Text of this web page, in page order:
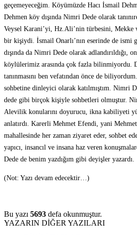
geçemeyeceğim. Köyümüzde Hacı İsmail
Dehmen köy dışında Nimri Dede olarak
Veysel Karani’yi, Hz.Ali’nin türbesini, Mekke
bir kişiydi. İsmail Onarlı’nın eserinde de ismi
dışında da Nimri Dede olarak adlandırıldığı,
köylülerimiz arasında çok fazla bilinmiyordu.
tanınmasını ben vefatından önce de
sohbetine dinleyici olarak katılmıştım. Nimri
dede gibi birçok kişiyle sohbetleri olmuştur.
Alevilik konularını doyurucu, ikna kabiliyeti
anlatırdı. Karerli Mehmet Efendi, yani
mahallesinde her zaman ziyaret eder, sohbet
yapıcı, insancıl ve insana haz veren
Dede de benim yazdığım gibi deyişler yazardı.
(Not: Yazı devam edecektir…)
Bu yazı 5693 defa okunmuştur.
YAZARIN DİĞER YAZILARI